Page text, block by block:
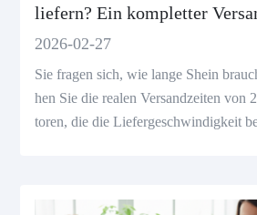
liefern? Ein kompletter
2026-02-27
Sie fragen sich, wie lange Shein
hen Sie die realen Versandzeiten von
toren, die die Liefergeschwindigkeit